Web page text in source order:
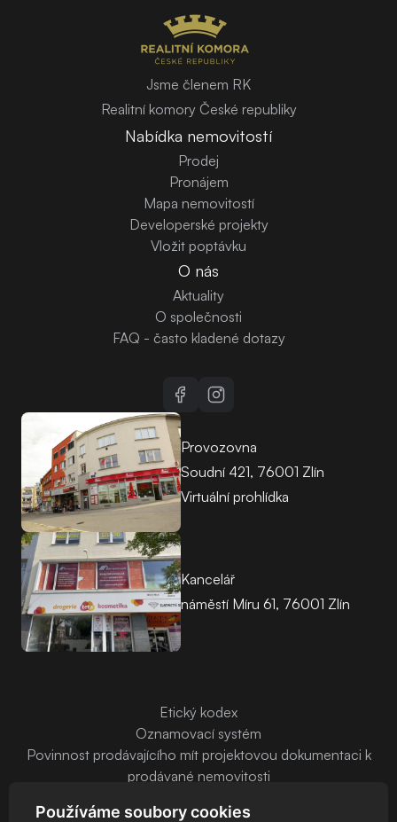
Používáme soubory cookies
Jsme členem RK
Realitní komory České republiky
Nabídka nemovitostí
Prodej
Pronájem
Mapa nemovitostí
Developerské projekty
Vložit poptávku
O nás
Aktuality
O společnosti
FAQ - často kladené dotazy
Provozovna
Soudní 421, 76001 Zlín
Virtuální prohlídka
Kancelář
náměstí Míru 61, 76001 Zlín
Etický kodex
Oznamovací systém
Povinnost prodávajícího mít projektovou dokumentaci k
prodávané nemovitosti